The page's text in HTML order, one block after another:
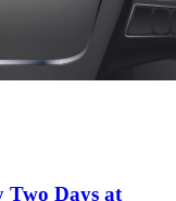
Days at